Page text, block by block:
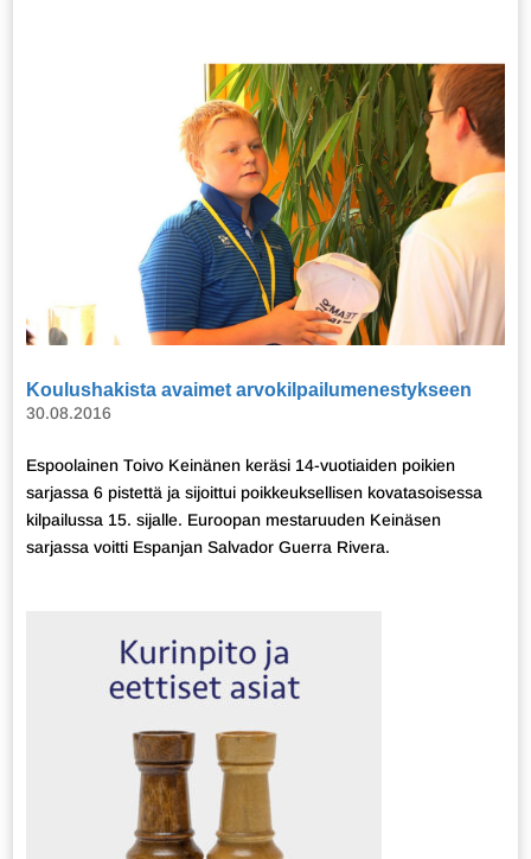
Koulushakista avaimet arvokilpailumenestykseen
30.08.2016
Espoolainen Toivo Keinänen keräsi 14-vuotiaiden poikien
sarjassa 6 pistettä ja sijoittui poikkeuksellisen kovatasoisessa
kilpailussa 15. sijalle. Euroopan mestaruuden Keinäsen
sarjassa voitti Espanjan Salvador Guerra Rivera.